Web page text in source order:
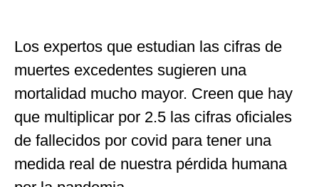
Los expertos que estudian las cifras de
muertes excedentes sugieren una
mortalidad mucho mayor. Creen que hay
que multiplicar por 2.5 las cifras oficiales
de fallecidos por covid para tener una
medida real de nuestra pérdida humana